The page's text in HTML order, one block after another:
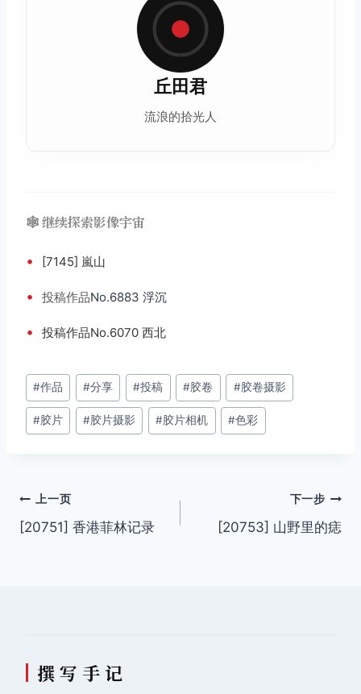
丘田君
流浪的拾光人
🕸️ 继续探索影像宇宙
• [7145] 嵐山
• 投稿作品No.6883 浮沉
• 投稿作品No.6070 西北
文
章
标
#作品 #分享 #投稿 #胶卷 #胶卷摄影
#胶片 #胶片摄影 #胶片相机 #色彩
文
章
上一页
[20751] 香港菲林记录
下一步
[20753] 山野里的痣
撰 写 手 记